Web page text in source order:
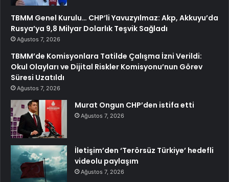
TBMM Genel Kurulu… CHP’li Yavuzyılmaz: Akp, Akkuyu’da
Rusya’ya 9,8 Milyar Dolarlık Teşvik Sağladı
Ağustos 7, 2026
TBMM’de Komisyonlara Tatilde Çalışma İzni Verildi:
Okul Olayları ve Dijital Riskler Komisyonu’nun Görev
Süresi Uzatıldı
Ağustos 7, 2026
Murat Ongun CHP’den istifa etti
Ağustos 7, 2026
İletişim’den ‘Terörsüz Türkiye’ hedefli
videolu paylaşım
Ağustos 7, 2026